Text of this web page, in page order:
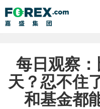
每日观察
天？忍不住
和基金都